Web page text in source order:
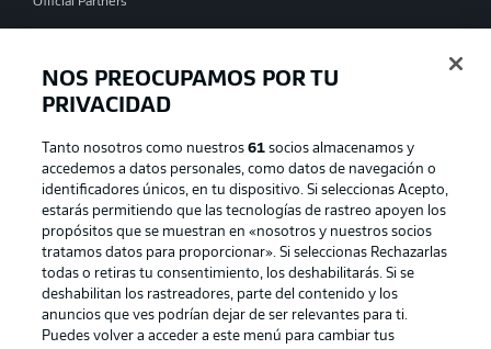
Publicidad Aviso legal
Gestionar las preferencias Declaracion de privacidad
Canales Trabajos
NOS PREOCUPAMOS POR TU
PRIVACIDAD
Tanto nosotros como nuestros61 socios almacenamos y
accedemos a datos personales, como datos de navegación o
identificadores únicos, en tu dispositivo. Si seleccionas Acepto,
estarás permitiendo que las tecnologías de rastreo apoyen los
propósitos que se muestran en «nosotros y nuestros socios
tratamos datos para proporcionar». Si seleccionas Rechazarlas
todas o retiras tu consentimiento, los deshabilitarás. Si se
deshabilitan los rastreadores, parte del contenido y los
anuncios que ves podrían dejar de ser relevantes para ti.
Puedes volver a acceder a este menú para cambiar tus